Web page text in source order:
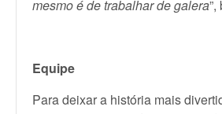
mesmo é de trabalhar de galera
Equipe
Para deixar a história mais